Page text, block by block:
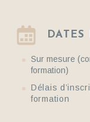
Sur mesure
formation)
Délais
formation